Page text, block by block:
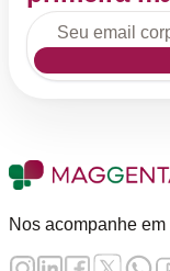
Nos acompanhe